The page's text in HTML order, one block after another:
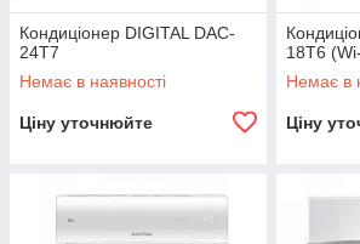
Кондиціонер DIGITAL DAC-
24T7
Немає в наявності
Ціну уточнюйте
18T6
Немає в
Ціну